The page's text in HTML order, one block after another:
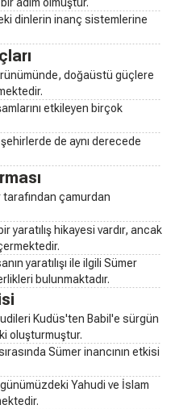
dinlerin inanç sistemlerine
doğaüstü güçlere
etkileyen birçok
de aynı derecede
çamurdan
yaratılış hikayesi vardır, ancak
yaratılışı ile ilgili Sümer
bulunmaktadır.
Kudüs'ten Babil'e sürgün
oluşturmuştur.
Sümer inancının etkisi
Yahudi ve İslam